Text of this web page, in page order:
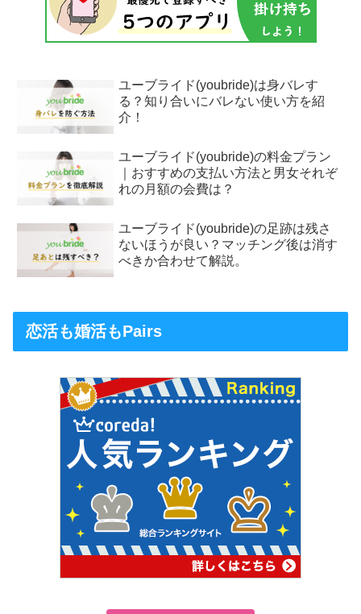
ユーブライド(youbride)は身バレす
る？知り合いにバレない使い方を紹
介！
ユーブライド(youbride)の料金プラン
｜おすすめの支払い方法と男女それぞ
れの月額の会費は？
ユーブライド(youbride)の足跡は残さ
ないほうが良い？マッチング後は消す
べきか合わせて解説。
恋活も婚活もPairs